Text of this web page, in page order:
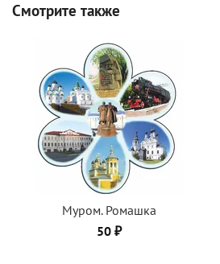
Смотрите также
Муром. Ромашка
50 ₽